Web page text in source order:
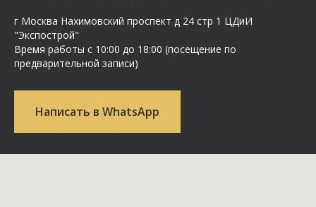
г Москва Нахимовский проспект д 24 стр 1 ЦДиИ
"Экспострой"
Время работы с 10:00 до 18:00 (посещение по
предварительной записи)
Написать в WhatsApp